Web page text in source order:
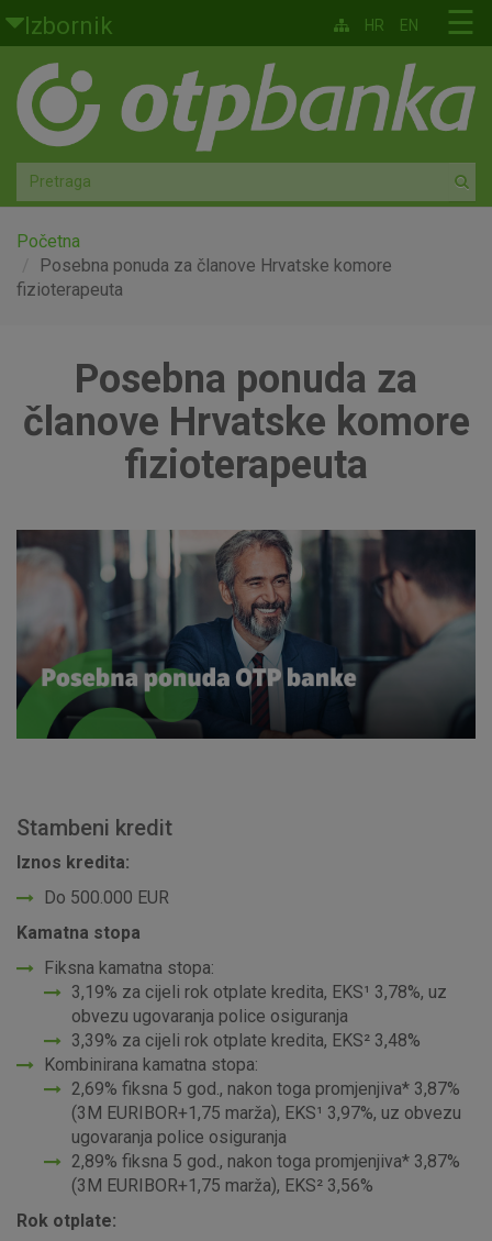
Skoči na glavni sadržaj
Izbornik
Građani
Privatno bankarstvo
Agro
Mala poduzeća i obrtnici
Srednja i velika poduzeća
Faktoring
☰
HR EN
Početna
Posebna ponuda za članove Hrvatske komore
fizioterapeuta
Posebna ponuda za
članove Hrvatske komore
fizioterapeuta
Stambeni kredit
Iznos kredita:
Do 500.000 EUR
Kamatna stopa
Fiksna kamatna stopa:
3,19% za cijeli rok otplate kredita, EKS¹ 3,78%, uz
obvezu ugovaranja police osiguranja
3,39% za cijeli rok otplate kredita, EKS² 3,48%
Kombinirana kamatna stopa:
2,69% fiksna 5 god., nakon toga promjenjiva* 3,87%
(3M EURIBOR+1,75 marža), EKS¹ 3,97%, uz obvezu
ugovaranja police osiguranja
2,89% fiksna 5 god., nakon toga promjenjiva* 3,87%
(3M EURIBOR+1,75 marža), EKS² 3,56%
Rok otplate: